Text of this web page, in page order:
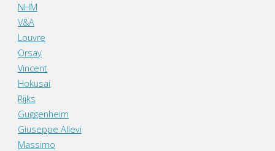
NHM
V&A
Louvre
Orsay
Vincent
Hokusai
Rijks
Guggenheim
Giuseppe Allevi
Massimo